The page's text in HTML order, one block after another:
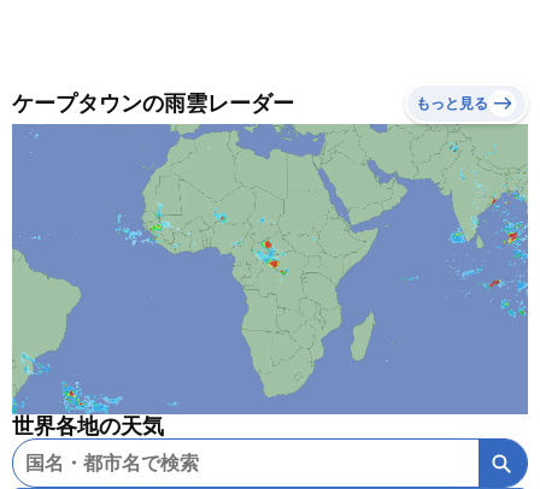
ケープタウンの雨雲レーダー もっと見る
世界各地の天気